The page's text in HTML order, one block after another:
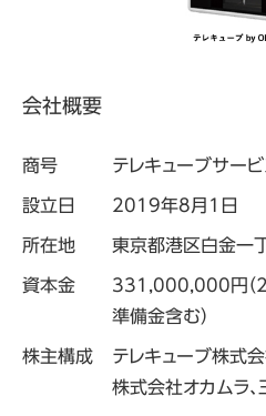
会社概要
商号 テレキューブサー
設立日 2019年8月1日
所在地 東京都港区白金一
資本金
331,000,000円（
準備金含む）
株主構成
テレキューブ株式会
株式会社オカムラ